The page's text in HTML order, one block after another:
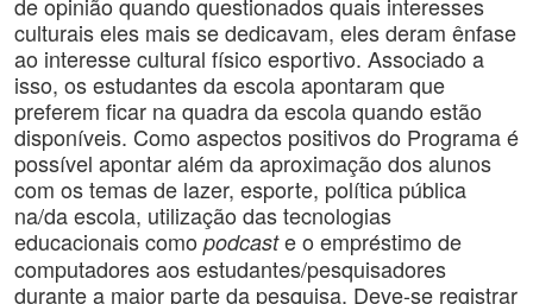
culturais eles mais se dedicavam, eles deram ênfase
ao interesse cultural físico esportivo. Associado a
isso, os estudantes da escola apontaram que
preferem ficar na quadra da escola quando estão
disponíveis. Como aspectos positivos do Programa é
possível apontar além da aproximação dos alunos
com os temas de lazer, esporte, política pública
na/da escola, utilização das tecnologias
educacionais como podcaste o empréstimo de
computadores aos estudantes/pesquisadores
durante a maior parte da pesquisa. Deve-se registrar